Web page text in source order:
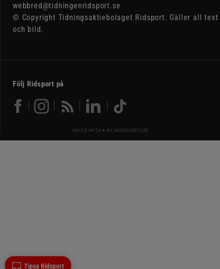
Tipsa Ridsport
webbred@tidningenridsport.se
© Copyright Tidningsaktiebolaget Ridsport. Gäller all text
och bild.
Följ Ridsport på
MADE WITH ♥ BY WONDERFOUR